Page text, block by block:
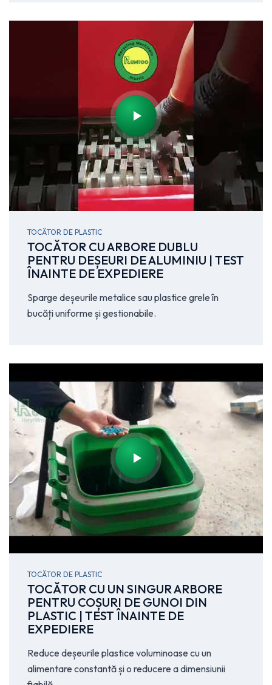
TOCĂTOR DE PLASTIC
TOCĂTOR CU ARBORE DUBLU
PENTRU DEȘEURI DE ALUMINIU | TEST
ÎNAINTE DE EXPEDIERE
Sparge deșeurile metalice sau plastice grele în
bucăți uniforme și gestionabile.
TOCĂTOR DE PLASTIC
TOCĂTOR CU UN SINGUR ARBORE
PENTRU COȘURI DE GUNOI DIN
PLASTIC | TEST ÎNAINTE DE
EXPEDIERE
Reduce deșeurile plastice voluminoase cu un
alimentare constantă și o reducere a dimensiunii